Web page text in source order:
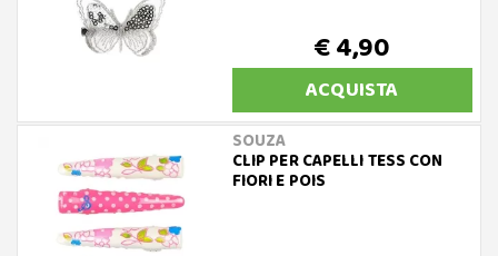
€ 4,90
ACQUISTA
SOUZA
CLIP PER CAPELLI TESS CON
FIORI E POIS